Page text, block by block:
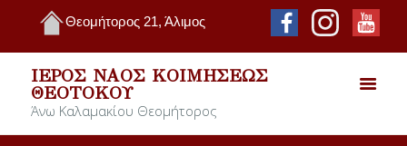
Θεομήτορος 21, Άλιμος
ΙΕΡΌΣ ΝΑΌΣ ΚΟΙΜΉΣΕΩΣ
ΘΕΟΤΌΚΟΥ
Άνω Καλαμακίου Θεομήτορος